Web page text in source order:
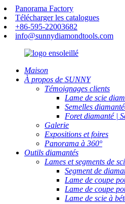
Panorama Factory
Télécharger les catalogues
+86-595-22003682
info@sunnydiamondtools.com
Maison
À propos de SUNNY
Témoignages clients
Lame de scie
Semelles
Foret diamanté |
Galerie
Expositions et foires
Panorama à 360°
Outils diamantés
Lames et segments de
Segment de
Lame de coupe
Lame de coupe
Lame de scie à